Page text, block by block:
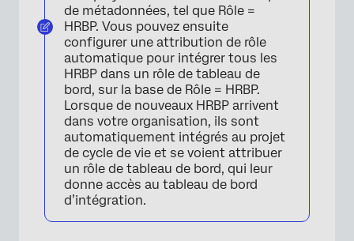
de métadonnées, tel que Rôle =
HRBP. Vous pouvez ensuite
configurer une attribution de rôle
automatique pour intégrer tous les
HRBP dans un rôle de tableau de
bord, sur la base de Rôle = HRBP.
Lorsque de nouveaux HRBP arrivent
dans votre organisation, ils sont
automatiquement intégrés au projet
de cycle de vie et se voient attribuer
un rôle de tableau de bord, qui leur
donne accès au tableau de bord
d’intégration.